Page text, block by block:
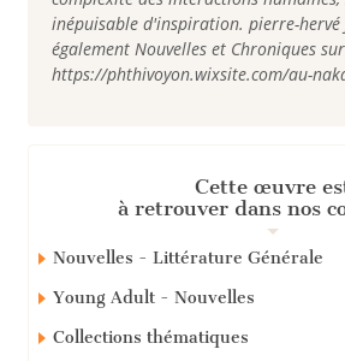
inépuisable d'inspiration. pierre-hervé
également Nouvelles et Chroniques
https://phthivoyon.wixsite.com/au-
Cette œuvre
à retrouver dans nos
Nouvelles - Littérature Générale
Young Adult - Nouvelles
Collections thématiques